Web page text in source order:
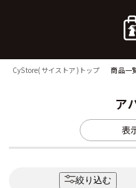
CyStore(サイストア)トップ 商品一
ア
表
絞り込む